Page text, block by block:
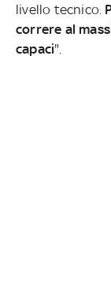
livello tecnico.
correre al
capaci".